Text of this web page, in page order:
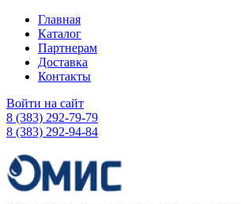
Главная
Каталог
Партнерам
Доставка
Контакты
Войти на сайт
8 (383) 292-79-79
8 (383) 292-94-84